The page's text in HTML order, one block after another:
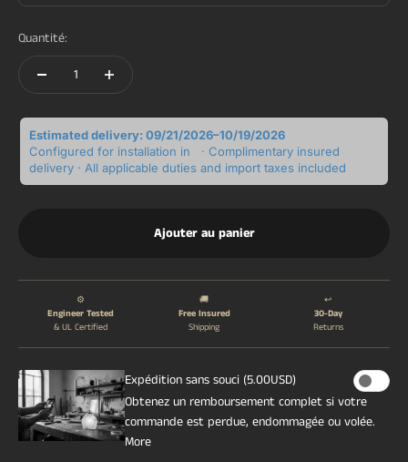
Quantité:
Estimated delivery: 09/21/2026–10/19/2026
Configured for installation in
· Complimentary insured
delivery · All applicable duties and import taxes included
Ajouter au panier
⚙️
Engineer Tested
& UL Certified
🚚
Free Insured
Shipping
↩️
30-Day
Returns
Expédition sans souci (5.00USD)
Obtenez un remboursement complet si votre
commande est perdue, endommagée ou volée.
More